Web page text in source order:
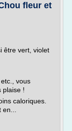
fleur et
être vert, violet
vous
plaise !
caloriques.